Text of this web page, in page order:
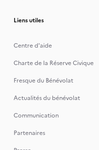
Liens utiles
Centre d'aide
Charte de la Réserve Civique
Fresque du Bénévolat
Actualités du bénévolat
Communication
Partenaires